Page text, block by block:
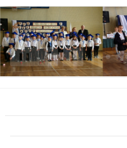
Poprzedni Element
Następny Element
❚❚